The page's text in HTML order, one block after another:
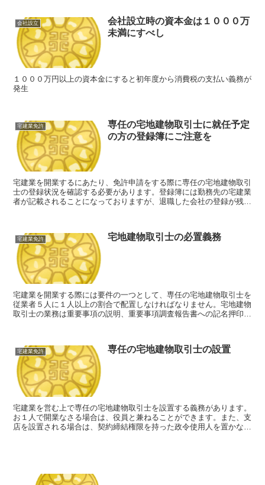
会社設立
会社設立時の資本金は１０００万
未満にすべし
１０００万円以上の資本金にすると初年度から消費税の支払い義務が
発生
宅建業免許
専任の宅地建物取引士に就任予定
の方の登録簿にご注意を
宅建業を開業するにあたり、免許申請をする際に専任の宅地建物取引
士の登録状況を確認する必要があります。登録簿には勤務先の宅建業
者が記載されることになっておりますが、退職した会社の登録が残っ
宅建業免許 宅地建物取引士の必置義務
宅建業を開業する際には要件の一つとして、専任の宅地建物取引士を
従業者５人に１人以上の割合で配置しなければなりません。宅地建物
取引士の業務は重要事項の説明、重要事項調査報告書への記名押印、
宅建業免許 専任の宅地建物取引士の設置
宅建業を営む上で専任の宅地建物取引士を設置する義務があります。
お１人で開業なさる場合は、役員と兼ねることができます。また、支
店を設置される場合は、契約締結権限を持った政令使用人を置かなけ